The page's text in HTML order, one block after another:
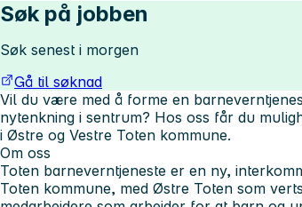
Søk på jobben
Søk senest i morgen
Gå til søknad
Vil du være med å forme en
nytenkning i sentrum? Hos oss får du
i Østre og Vestre Toten kommune.
Om oss
Toten barneverntjeneste er en ny,
Toten kommune, med Østre Toten som